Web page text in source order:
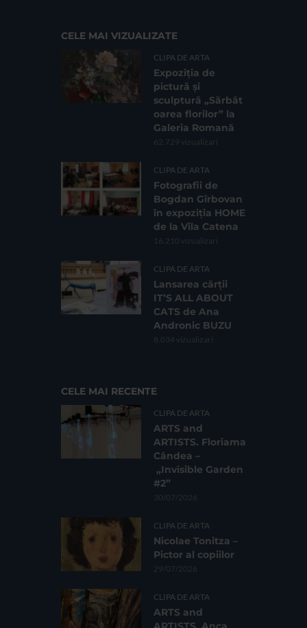
CELE MAI VIZUALIZATE
CLIPA DE ARTA
Expoziția de
pictură și
sculptură „Sărbăt
oarea florilor” la
Galeria Romană
62.729 vizualizari
CLIPA DE ARTA
Fotografii de
Bogdan Gîrbovan
în expoziția HOME
de la Vila Catena
16.210 vizualizari
CLIPA DE ARTA
Lansarea cărții
IT’S ALL ABOUT
CATS de Ana
Andronic BUZU
8.034 vizualizari
CELE MAI RECENTE
CLIPA DE ARTA
ARTS and
ARTISTS. Floriama
Cândea –
„Invisible Garden
#2”
30/07/2026
CLIPA DE ARTA
Nicolae Tonitza –
Pictor al copiilor
29/07/2026
CLIPA DE ARTA
ARTS and